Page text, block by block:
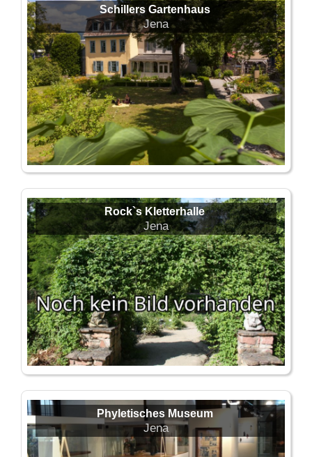
Schillers Gartenhaus
Jena
Rock`s Kletterhalle
Jena
Phyletisches Museum
Jena